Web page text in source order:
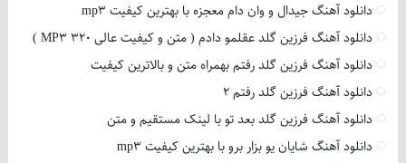
دانلود آهنگ جیدال و وان دام معجزه با بهترین کیفیت mp3
دانلود آهنگ فرزین گلد عقلمو دادم ( متن و کیفیت عالی 320 MP3 )
دانلود آهنگ فرزین گلد رفتم بهمراه متن و بالاترین کیفیت
دانلود آهنگ فرزین گلد رفتم 2
دانلود آهنگ فرزین گلد بعد تو با لینک مستقیم و متن
دانلود آهنگ شایان یو بزار برو با بهترین کیفیت mp3